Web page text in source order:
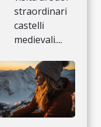
straordinari
castelli
medievali....